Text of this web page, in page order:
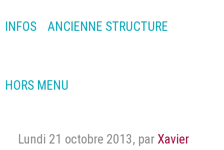
INFOS ANCIENNE STRUCTURE
HORS MENU
Lundi 21 octobre 2013, par Xavier